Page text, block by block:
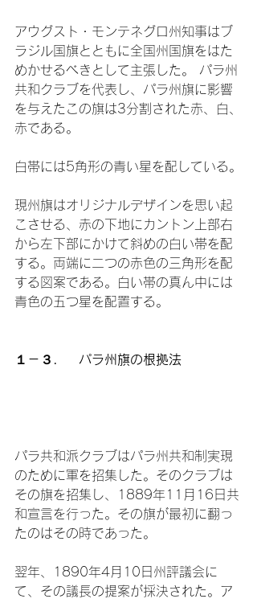
アウグスト・モンテネグロ州知事はブ
ラジル国旗とともに全国州国旗をはた
めかせるべきとして主張した。 パラ州
共和クラブを代表し、パラ州旗に影響
を与えたこの旗は3分割された赤、白、
赤である。
白帯には5角形の青い星を配している。
現州旗はオリジナルデザインを思い起
こさせる、赤の下地にカントン上部右
から左下部にかけて斜めの白い帯を配
する。両端に二つの赤色の三角形を配
する図案である。白い帯の真ん中には
青色の五つ星を配置する。
１－３．　パラ州旗の根拠法
パラ共和派クラブはパラ州共和制実現
のために軍を招集した。そのクラブは
その旗を招集し、1889年11月16日共
和宣言を行った。その旗が最初に翻っ
たのはその時であった。
翌年、1890年4月10日州評議会に
て、その議長の提案が採決された。ア